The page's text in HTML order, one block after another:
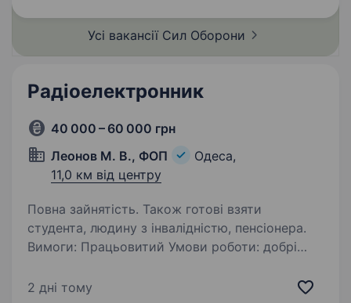
перспективним напрямком,…
Усі вакансії Сил Оборони
Радіоелектронник
40 000 – 60 000 грн
Леонов М. В., ФОП
Одеса,
11,0 км від центру
Повна зайнятість. Також готові взяти
студента, людину з інвалідністю, пенсіонера.
Вимоги: Працьовитий Умови роботи: добрі
2 дні тому